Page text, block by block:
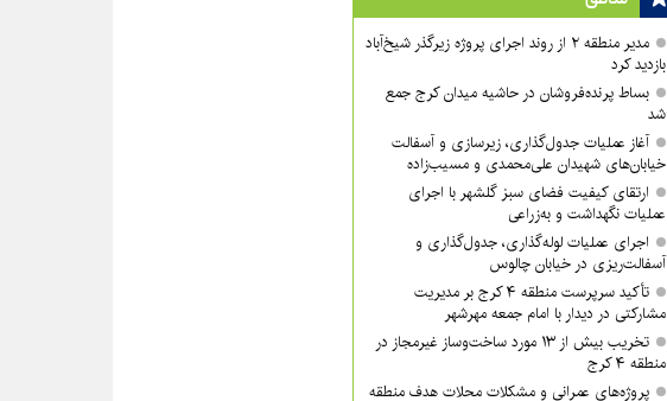
مدیر منطقه ۲ از روند اجرای پروژه زیرگذر شیخ‌آباد
بازدید کرد
بساط پرنده‌فروشان در حاشیه میدان کرج جمع
شد
آغاز عملیات جدول‌گذاری، زیرسازی و آسفالت
خیابان‌های شهیدان علی‌محمدی و مسیب‌زاده
ارتقای کیفیت فضای سبز گلشهر با اجرای
عملیات نگهداشت و به‌زراعی
اجرای عملیات لوله‌گذاری، جدول‌گذاری و
آسفالت‌ریزی در خیابان چالوس
تأکید سرپرست منطقه ۴ کرج بر مدیریت
مشارکتی در دیدار با امام جمعه مهرشهر
تخریب بیش از ۱۳ مورد ساخت‌وساز غیرمجاز در
منطقه ۴ کرج
پروژه‌های عمرانی و مشکلات محلات هدف منطقه